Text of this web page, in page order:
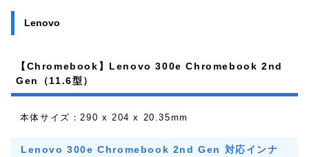
Lenovo
【Chromebook】Lenovo 300e Chromebook 2nd
Gen（11.6型）
本体サイズ：290 x 204 x 20.35mm
Lenovo 300e Chromebook 2nd Gen 対応インナ